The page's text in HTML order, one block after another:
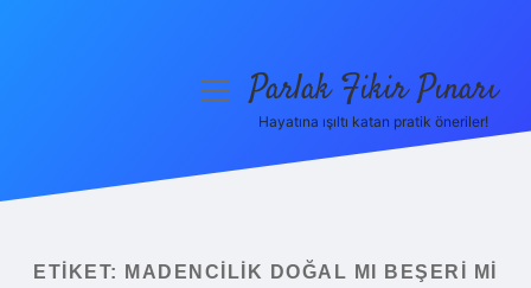
Yasal Uyarı
menüyüParlak Fikir Pınarı
Hayatına ışıltı katan pratik öneriler!
ETIKET: MADENCILIK DOĞAL MI BEŞERI MI